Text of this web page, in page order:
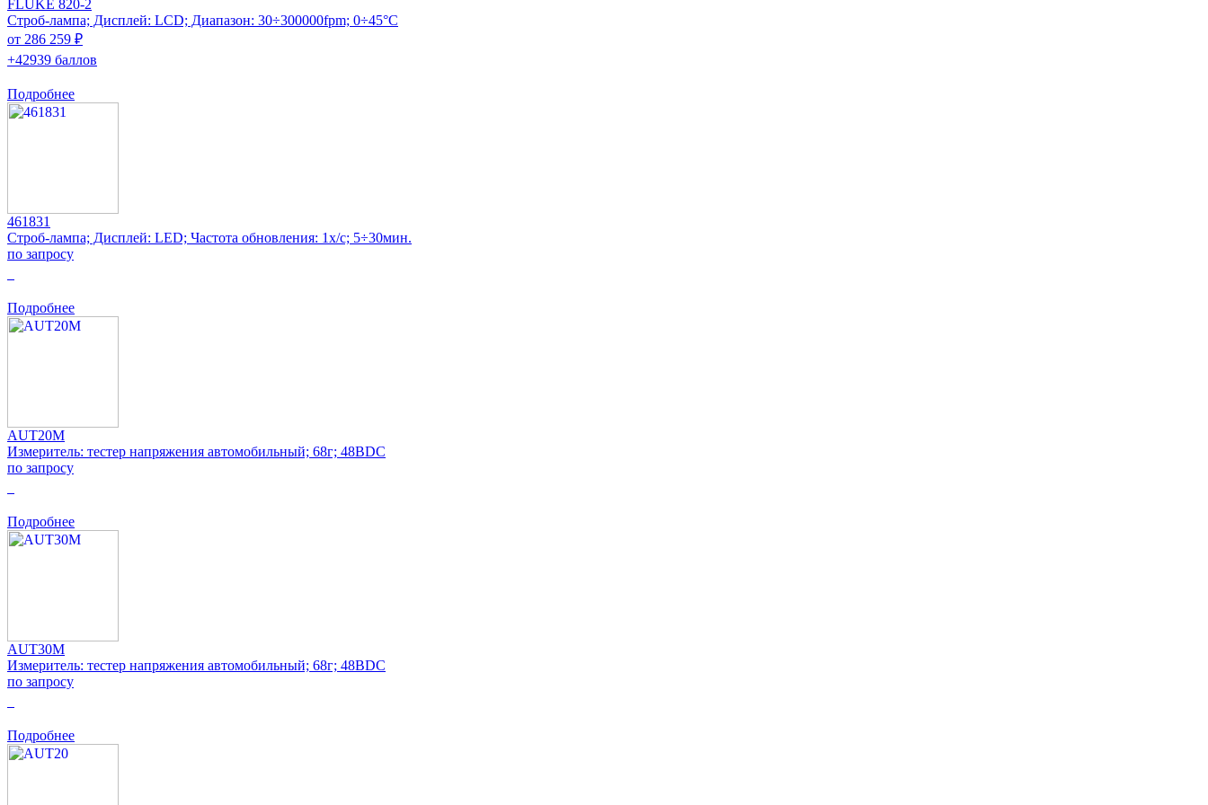
FLUKE 820-2
Строб-лампа; Дисплей: LCD; Диапазон: 30÷300000fpm; 0÷45°C
от 286 259 ₽
+42939 баллов
Подробнее
461831
Строб-лампа; Дисплей: LED; Частота обновления: 1x/с; 5÷30мин.
по запросу
Подробнее
AUT20M
Измеритель: тестер напряжения автомобильный; 68г; 48ВDC
по запросу
Подробнее
AUT30M
Измеритель: тестер напряжения автомобильный; 68г; 48ВDC
по запросу
Подробнее